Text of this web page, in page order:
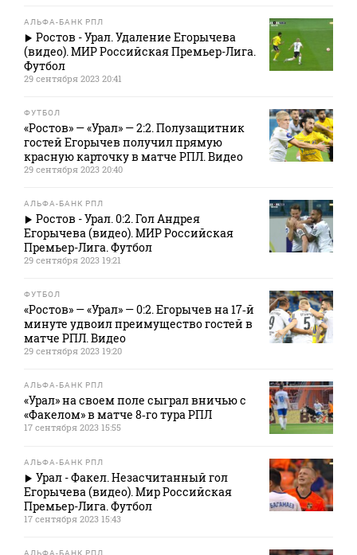
АЛЬФА-БАНК РПЛ
Ростов - Урал. Удаление Егорычева
(видео). МИР Российская Премьер-Лига.
Футбол
29 сентября 2023 20:41
ФУТБОЛ
«Ростов» — «Урал» — 2:2. Полузащитник
гостей Егорычев получил прямую
красную карточку в матче РПЛ. Видео
29 сентября 2023 20:40
АЛЬФА-БАНК РПЛ
Ростов - Урал. 0:2. Гол Андрея
Егорычева (видео). МИР Российская
Премьер-Лига. Футбол
29 сентября 2023 19:21
ФУТБОЛ
«Ростов» — «Урал» — 0:2. Егорычев на 17‑й
минуте удвоил преимущество гостей в
матче РПЛ. Видео
29 сентября 2023 19:20
АЛЬФА-БАНК РПЛ
«Урал» на своем поле сыграл вничью с
«Факелом» в матче 8‑го тура РПЛ
17 сентября 2023 15:55
АЛЬФА-БАНК РПЛ
Урал - Факел. Незасчитанный гол
Егорычева (видео). Мир Российская
Премьер-Лига. Футбол
17 сентября 2023 15:43
АЛЬФА-БАНК РПЛ